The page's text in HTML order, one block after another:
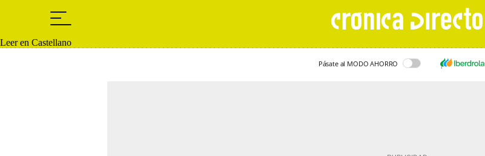
Leer en Castellano
Pásate al MODO AHORRO